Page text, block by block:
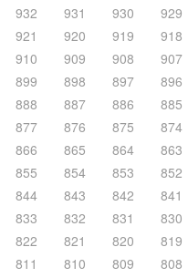
932 931 930 929
921 920 919 918
910 909 908 907
899 898 897 896
888 887 886 885
877 876 875 874
866 865 864 863
855 854 853 852
844 843 842 841
833 832 831 830
822 821 820 819
811 810 809 808